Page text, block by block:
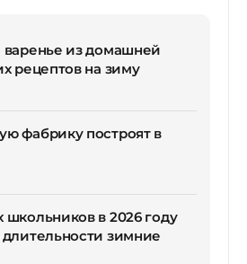
варенье из домашней
рецептов на зиму
фабрику построят в
в 2026 году
зимние